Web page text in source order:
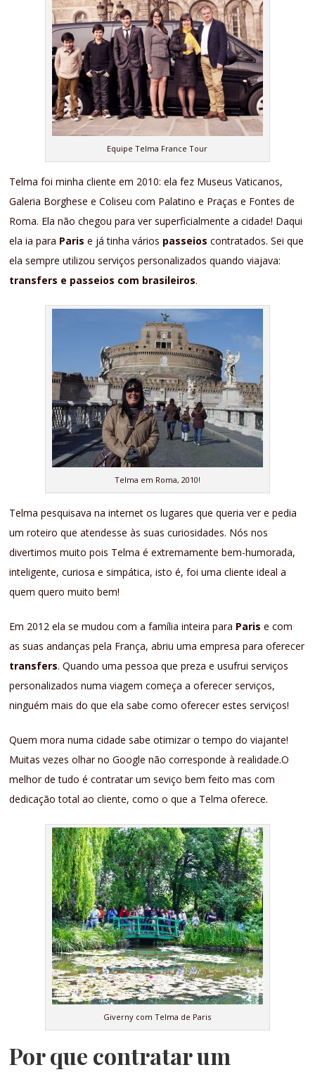
Equipe Telma France Tour
Telma foi minha cliente em 2010: ela fez Museus Vaticanos,
Galeria Borghese e Coliseu com Palatino e Praças e Fontes de
Roma. Ela não chegou para ver superficialmente a cidade! Daqui
ela ia para Paris e já tinha vários passeios contratados. Sei que
ela sempre utilizou serviços personalizados quando viajava:
transfers e passeios com brasileiros.
Telma em Roma, 2010!
Telma pesquisava na internet os lugares que queria ver e pedia
um roteiro que atendesse às suas curiosidades. Nós nos
divertimos muito pois Telma é extremamente bem-humorada,
inteligente, curiosa e simpática, isto é, foi uma cliente ideal a
quem quero muito bem!
Em 2012 ela se mudou com a família inteira para Paris e com
as suas andanças pela França, abriu uma empresa para oferecer
transfers. Quando uma pessoa que preza e usufrui serviços
personalizados numa viagem começa a oferecer serviços,
ninguém mais do que ela sabe como oferecer estes serviços!
Quem mora numa cidade sabe otimizar o tempo do viajante!
Muitas vezes olhar no Google não corresponde à realidade.O
melhor de tudo é contratar um seviço bem feito mas com
dedicação total ao cliente, como o que a Telma oferece.
Giverny com Telma de Paris
Por que contratar um